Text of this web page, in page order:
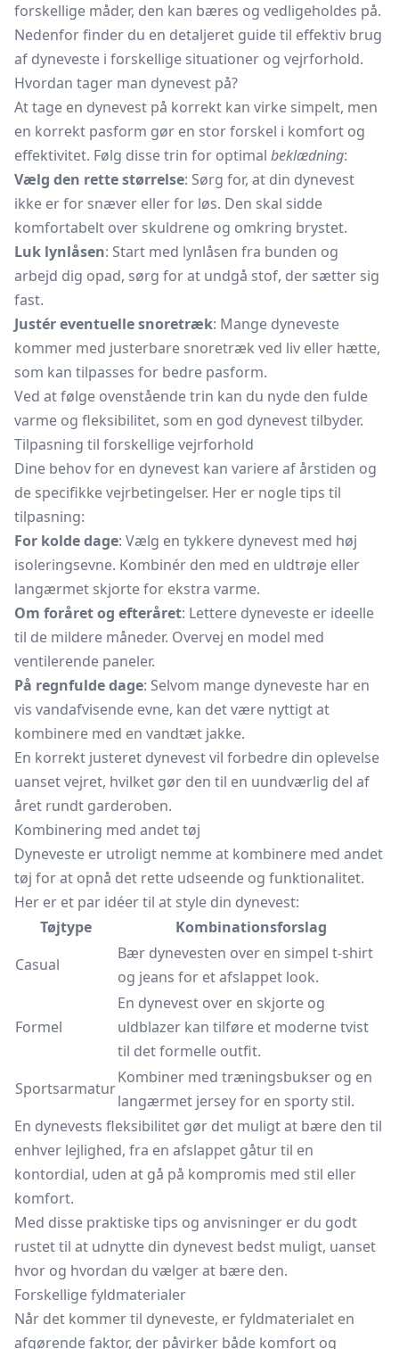
forskellige måder, den kan bæres og vedligeholdes på.
Nedenfor finder du en detaljeret guide til effektiv brug
af dyneveste i forskellige situationer og vejrforhold.
Hvordan tager man dynevest på?
At tage en dynevest på korrekt kan virke simpelt, men
en korrekt pasform gør en stor forskel i komfort og
effektivitet. Følg disse trin for optimal beklædning:
Vælg den rette størrelse: Sørg for, at din dynevest
ikke er for snæver eller for løs. Den skal sidde
komfortabelt over skuldrene og omkring brystet.
Luk lynlåsen: Start med lynlåsen fra bunden og
arbejd dig opad, sørg for at undgå stof, der sætter sig
fast.
Justér eventuelle snoretræk: Mange dyneveste
kommer med justerbare snoretræk ved liv eller hætte,
som kan tilpasses for bedre pasform.
Ved at følge ovenstående trin kan du nyde den fulde
varme og fleksibilitet, som en god dynevest tilbyder.
Tilpasning til forskellige vejrforhold
Dine behov for en dynevest kan variere af årstiden og
de specifikke vejrbetingelser. Her er nogle tips til
tilpasning:
For kolde dage: Vælg en tykkere dynevest med høj
isoleringsevne. Kombinér den med en uldtrøje eller
langærmet skjorte for ekstra varme.
Om foråret og efteråret: Lettere dyneveste er ideelle
til de mildere måneder. Overvej en model med
ventilerende paneler.
På regnfulde dage: Selvom mange dyneveste har en
vis vandafvisende evne, kan det være nyttigt at
kombinere med en vandtæt jakke.
En korrekt justeret dynevest vil forbedre din oplevelse
uanset vejret, hvilket gør den til en uundværlig del af
året rundt garderoben.
Kombinering med andet tøj
Dyneveste er utroligt nemme at kombinere med andet
tøj for at opnå det rette udseende og funktionalitet.
Her er et par idéer til at style din dynevest:
Tøjtype
Kombinationsforslag
Casual
Bær dynevesten over en simpel t-shirt
og jeans for et afslappet look.
Formel
En dynevest over en skjorte og
uldblazer kan tilføre et moderne tvist
til det formelle outfit.
Sportsarmatur
Kombiner med træningsbukser og en
langærmet jersey for en sporty stil.
En dynevests fleksibilitet gør det muligt at bære den til
enhver lejlighed, fra en afslappet gåtur til en
kontordial, uden at gå på kompromis med stil eller
komfort.
Med disse praktiske tips og anvisninger er du godt
rustet til at udnytte din dynevest bedst muligt, uanset
hvor og hvordan du vælger at bære den.
Forskellige fyldmaterialer
Når det kommer til dyneveste, er fyldmaterialet en
afgørende faktor, der påvirker både komfort og